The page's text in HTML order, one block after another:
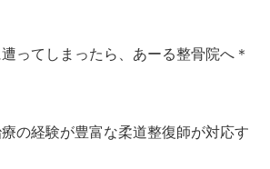
ってしまったら、あーる整骨院へ＊
の経験が豊富な柔道整復師が対応す